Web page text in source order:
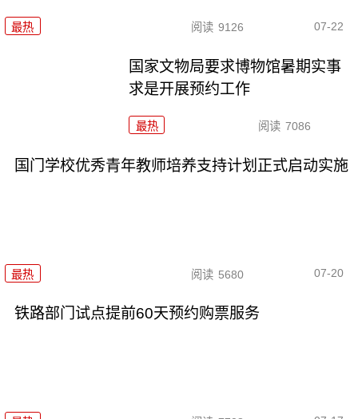
最热 阅读 9126 07-22
国家文物局要求博物馆暑期实事
求是开展预约工作
最热 阅读 7086
国门学校优秀青年教师培养支持计划正式启动实施
最热 阅读 5680 07-20
铁路部门试点提前60天预约购票服务